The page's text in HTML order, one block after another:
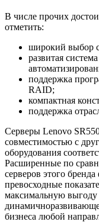
В числе прочих
отметить:
широкий выбор
развитая
поддержка
RAID;
компактная
поддержка
Серверы Lenovo
совместимостью с
оборудования
Расширенные по
серверов этого
превосходные
максимальную выгоду
бизнеса любой